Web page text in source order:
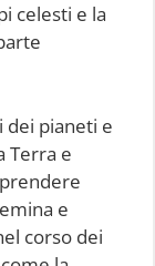
celesti e la
dei pianeti e
Terra e
e
corso dei